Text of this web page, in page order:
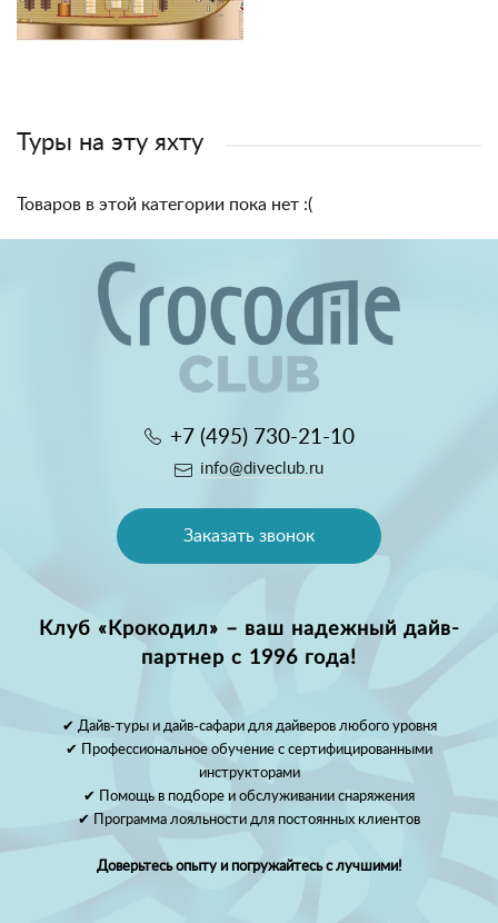
Туры на эту яхту
Товаров в этой категории пока нет :(
+7 (495) 730-21-10
info@diveclub.ru
Заказать звонок
Клуб «Крокодил» – ваш надежный дайв-
партнер с 1996 года!
✔ Дайв-туры и дайв-сафари для дайверов любого уровня
✔ Профессиональное обучение с сертифицированными
инструкторами
✔ Помощь в подборе и обслуживании снаряжения
✔ Программа лояльности для постоянных клиентов
Доверьтесь опыту и погружайтесь с лучшими!